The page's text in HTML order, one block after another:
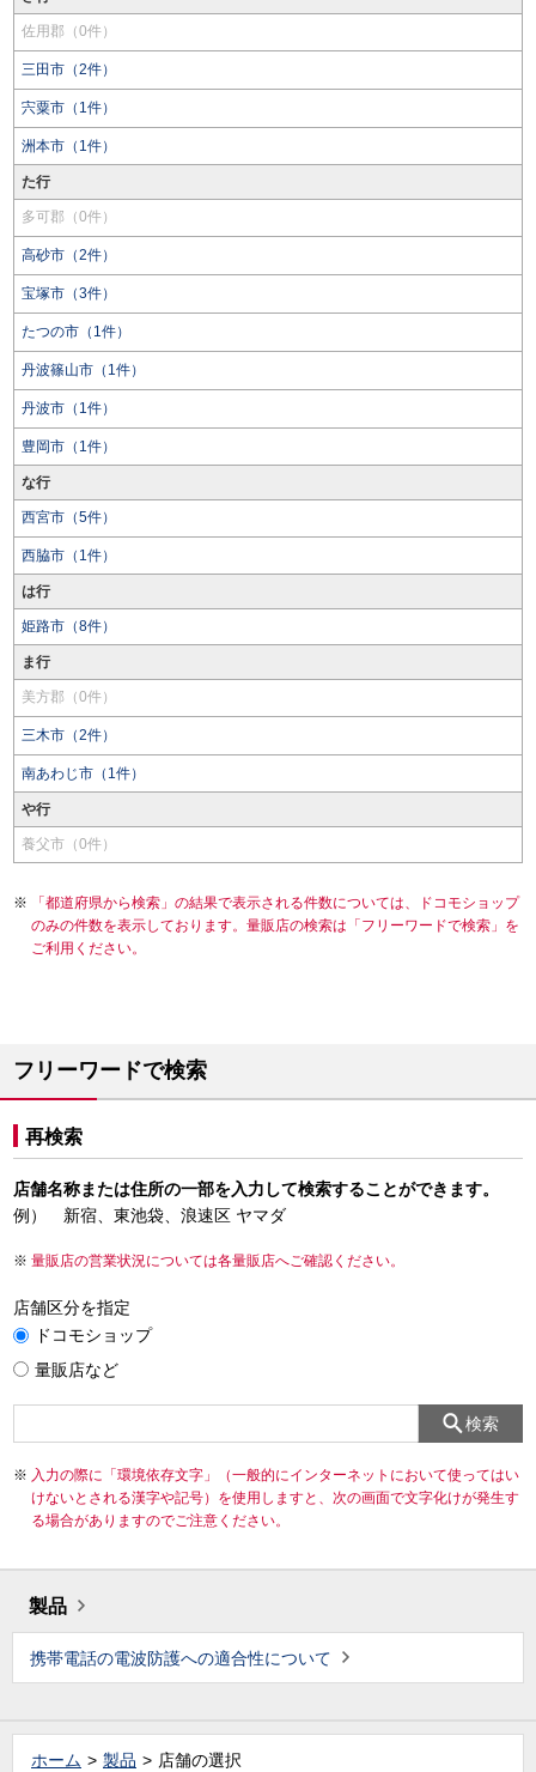
佐用郡（0件）
三田市（2件）
宍粟市（1件）
洲本市（1件）
た行
多可郡（0件）
高砂市（2件）
宝塚市（3件）
たつの市（1件）
丹波篠山市（1件）
丹波市（1件）
豊岡市（1件）
な行
西宮市（5件）
西脇市（1件）
は行
姫路市（8件）
ま行
美方郡（0件）
三木市（2件）
南あわじ市（1件）
や行
養父市（0件）
「都道府県から検索」の結果で表示される件数については、ドコモショップ
のみの件数を表示しております。量販店の検索は「フリーワードで検索」を
ご利用ください。
フリーワードで検索
再検索
店舗名称または住所の一部を入力して検索することができます。
例） 新宿、東池袋、浪速区 ヤマダ
量販店の営業状況については各量販店へご確認ください。
店舗区分を指定
ドコモショップ
量販店など
検索
入力の際に「環境依存文字」（一般的にインターネットにおいて使ってはい
けないとされる漢字や記号）を使用しますと、次の画面で文字化けが発生す
る場合がありますのでご注意ください。
製品
携帯電話の電波防護への適合性について
ホーム 製品 店舗の選択